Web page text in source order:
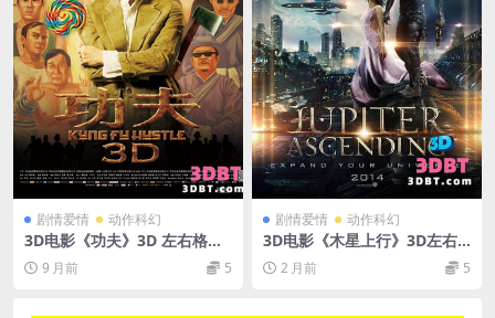
剧情爱情 动作科幻
3D电影《功夫》3D 左右格式
下载 功夫3D重映版中文字幕
超清4K网盘 下载
9 月前 5
剧情爱情 动作科幻
3D电影《木星上行》3D左右
格式 高清网盘 下载 3D版VR电
影 2 月前 5